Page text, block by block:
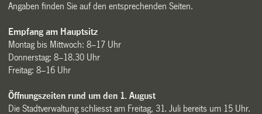
Angaben finden Sie auf den entsprechenden Seiten.
Empfang am Hauptsitz
Montag bis Mittwoch: 8–17 Uhr
Donnerstag: 8–18.30 Uhr
Freitag: 8–16 Uhr
Öffnungszeiten rund um den 1. August
Die Stadtverwaltung schliesst am Freitag, 31. Juli bereits um 15 Uhr.